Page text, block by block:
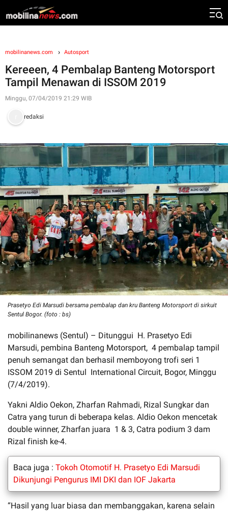
mobilinanews.com Autosport
Kereeen, 4 Pembalap Banteng Motorsport
Tampil Menawan di ISSOM 2019
Minggu, 07/04/2019 21:29 WIB
redaksi
Prasetyo Edi Marsudi bersama pembalap dan kru Banteng Motorsport di sirkuit
Sentul Bogor. (foto : bs)
mobilinanews (Sentul) – Ditunggui H. Prasetyo Edi
Marsudi, pembina Banteng Motorsport, 4 pembalap tampil
penuh semangat dan berhasil memboyong trofi seri 1
ISSOM 2019 di Sentul International Circuit, Bogor, Minggu
(7/4/2019).
Yakni Aldio Oekon, Zharfan Rahmadi, Rizal Sungkar dan
Catra yang turun di beberapa kelas. Aldio Oekon mencetak
double winner, Zharfan juara 1 & 3, Catra podium 3 dam
Rizal finish ke-4.
Baca juga : Tokoh Otomotif H. Prasetyo Edi Marsudi
Dikunjungi Pengurus IMI DKI dan IOF Jakarta
“Hasil yang luar biasa dan membanggakan, karena selain